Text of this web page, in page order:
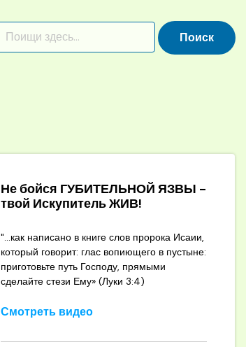
Не бойся ГУБИТЕЛЬНОЙ ЯЗВЫ -
твой Искупитель ЖИВ!
"...как написано в книге слов пророка Исаии,
который говорит: глас вопиющего в пустыне:
приготовьте путь Господу, прямыми
сделайте стези Ему» (Луки 3:4)
Смотреть видео